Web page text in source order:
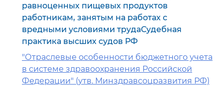
равноценных пищевых продуктов
работникам, занятым на работах с
вредными условиями трудаСудебная
практика высших судов РФ
"Отраслевые особенности бюджетного учета
в системе здравоохранения Российской
Федерации" (утв. Минздравсоцразвития РФ)